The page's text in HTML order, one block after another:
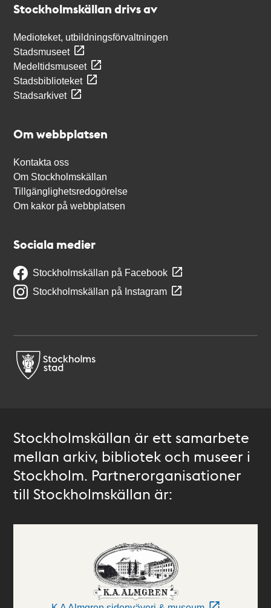
Stockholmskällan drivs av
Medioteket, utbildningsförvaltningen
Stadsmuseet
Medeltidsmuseet
Stadsbiblioteket
Stadsarkivet
Om webbplatsen
Kontakta oss
Om Stockholmskällan
Tillgänglighetsredogörelse
Om kakor på webbplatsen
Sociala medier
Stockholmskällan på Facebook
Stockholmskällan på Instagram
Stockholmskällan är ett samarbete
mellan arkiv, bibliotek och museer i
Stockholm. Partnerorganisationer
till Stockholmskällan är: